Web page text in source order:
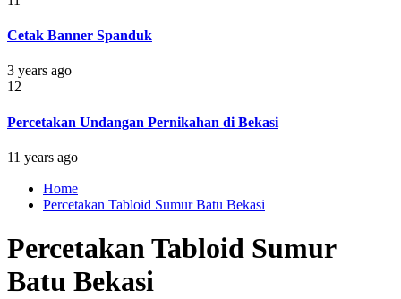
Cetak Banner Spanduk
3 years ago
12
Percetakan Undangan Pernikahan di Bekasi
11 years ago
Home
Percetakan Tabloid Sumur Batu Bekasi
Percetakan Tabloid Sumur
Batu Bekasi